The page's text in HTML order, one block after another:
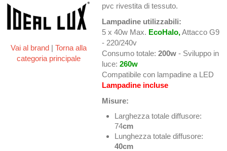
Vai al brand| Torna alla
categoria principale
pvc rivestita di tessuto.
Lampadine utilizzabili:
5 x 40w Max. EcoHalo,Attacco G9
- 220/240v
Consumo totale:200w - Sviluppo in
luce:260w
Compatibile con lampadine a LED
Lampadine incluse
Misure:
Larghezza totale diffusore:
74cm
Lunghezza totale diffusore:
40cm